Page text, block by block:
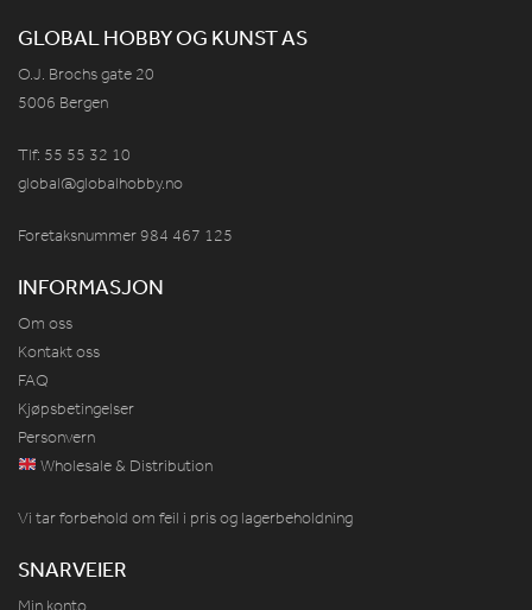
GLOBAL HOBBY OG KUNST AS
O.J. Brochs gate 20
5006 Bergen
Tlf: 55 55 32 10
global@globalhobby.no
Foretaksnummer 984 467 125
INFORMASJON
Om oss
Kontakt oss
FAQ
Kjøpsbetingelser
Personvern
Wholesale & Distribution
Vi tar forbehold om feil i pris og lagerbeholdning
SNARVEIER
Min konto